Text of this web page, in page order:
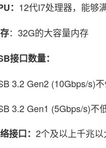
： 12代I7处理器，能够
：32G的大容量内存
接口数量：
Gen2 (10Gbps/s)不
Gen1 (5Gbps/s)不
接口： 2个及以上千兆